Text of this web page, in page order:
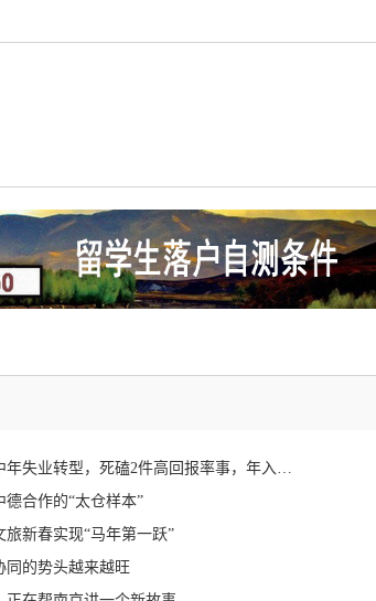
41岁中年失业转型，死磕2件高回报率事，年入百万，
德合作的“太仓样本”
旅新春实现“马年第一跃”
同的势头越来越旺